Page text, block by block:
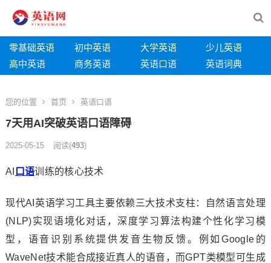
零基础英语 初中英语 大学英语
少儿英语
高中英语
商务英语 英语口语 英语词典
您的位置 首页 英语口语
7天用AI突破英语口语障碍
2025-05-15 阅读(493)
AI 口语训练的核心技术
现代AI英语学习工具主要依赖三大技术支柱：自然语言处理
(NLP)实现语境化对话，深度学习算法构建个性化学习模
型，语音识别系统提供发音生物反馈。例如Google的
WaveNet技术能合成接近真人的语音，而GPT类模型可生成